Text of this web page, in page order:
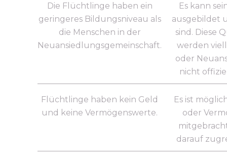
Die Flüchtlinge haben ein
geringeres Bildungsniveau als
die Menschen in der
Neuansiedlungsgemeinschaft.
Es kann
ausgebildet
sind. Diese
werden
oder
nicht
Flüchtlinge haben kein Geld
und keine Vermögenswerte.
Es ist
oder
darauf